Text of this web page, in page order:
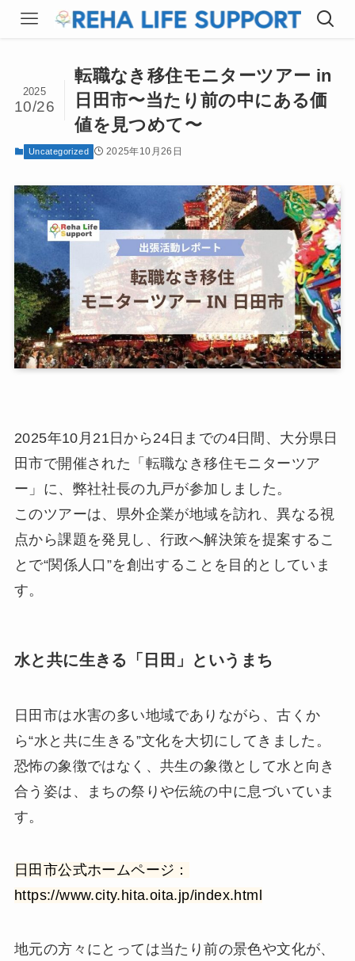
転職なき移住モニターツアー in
日田市〜当たり前の中にある価
値を見つめて〜
2025
10/26
Uncategorized 2025年10月26日
2025年10月21日から24日までの4日間、大分県日
田市で開催された「転職なき移住モニターツア
ー」に、弊社社長の九戸が参加しました。
このツアーは、県外企業が地域を訪れ、異なる視
点から課題を発見し、行政へ解決策を提案するこ
とで“関係人口”を創出することを目的としていま
す。
水と共に生きる「日田」というまち
日田市は水害の多い地域でありながら、古くか
ら“水と共に生きる”文化を大切にしてきました。
恐怖の象徴ではなく、共生の象徴として水と向き
合う姿は、まちの祭りや伝統の中に息づいていま
す。
日田市公式ホームページ：
https://www.city.hita.oita.jp/index.html
地元の方々にとっては当たり前の景色や文化が、